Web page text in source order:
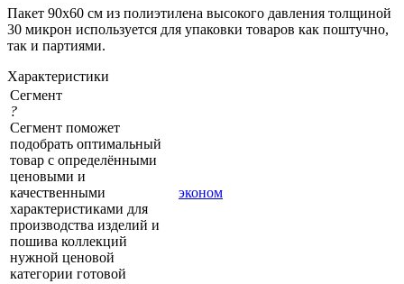
Пакет 90х60 см из полиэтилена высокого давления толщиной
30 микрон используется для упаковки товаров как поштучно,
так и партиями.
Характеристики
Сегмент
?
Сегмент поможет
подобрать оптимальный
товар с определёнными
ценовыми и
качественными
характеристиками для
производства изделий и
пошива коллекций
нужной ценовой
категории готовой
эконом